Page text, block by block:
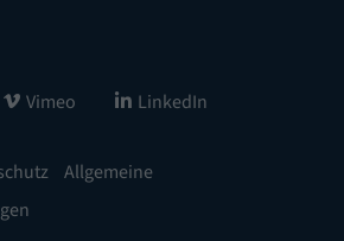
Allgemeine
Vimeo LinkedIn